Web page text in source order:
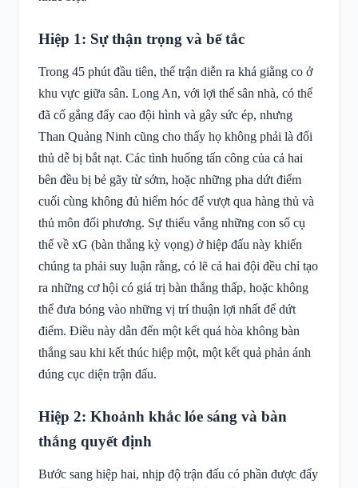
Hiệp 1: Sự thận trọng và bế tắc
Trong 45 phút đầu tiên, thế trận diễn ra khá giằng co ở
khu vực giữa sân. Long An, với lợi thế sân nhà, có thể
đã cố gắng đẩy cao đội hình và gây sức ép, nhưng
Than Quảng Ninh cũng cho thấy họ không phải là đối
thủ dễ bị bắt nạt. Các tình huống tấn công của cả hai
bên đều bị bẻ gãy từ sớm, hoặc những pha dứt điểm
cuối cùng không đủ hiểm hóc để vượt qua hàng thủ và
thủ môn đối phương. Sự thiếu vắng những con số cụ
thể về xG (bàn thắng kỳ vọng) ở hiệp đấu này khiến
chúng ta phải suy luận rằng, có lẽ cả hai đội đều chỉ tạo
ra những cơ hội có giá trị bàn thắng thấp, hoặc không
thể đưa bóng vào những vị trí thuận lợi nhất để dứt
điểm. Điều này dẫn đến một kết quả hòa không bàn
thắng sau khi kết thúc hiệp một, một kết quả phản ánh
đúng cục diện trận đấu.
Hiệp 2: Khoảnh khắc lóe sáng và bàn
thắng quyết định
Bước sang hiệp hai, nhịp độ trận đấu có phần được đẩy